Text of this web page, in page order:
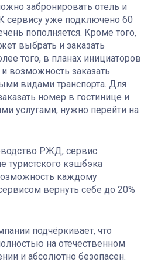
забронировать отель и
сервису уже подключено 60
пополняется. Кроме того,
выбрать и заказать
того, в планах инициаторов
возможность заказать
видами транспорта. Для
номер в гостинице и
услугами, нужно перейти на
РЖД, сервис
туристского кэшбэка
каждому
вернуть себе до 20%
подчёркивает, что
на отечественном
и абсолютно безопасен.